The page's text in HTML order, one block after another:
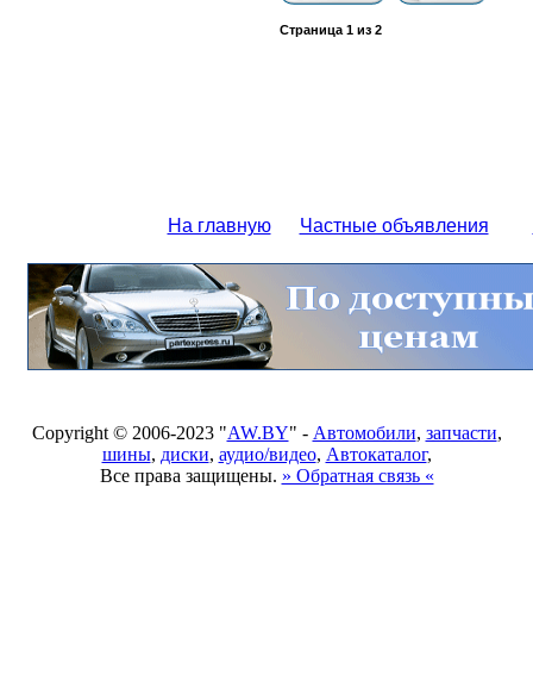
Страница 1из 2
На главную Частные объявления
Copyright © 2006-2023 "AW.BY" - Автомобили, запчасти,
шины, диски, аудио/видео, Автокаталог,
Все права защищены. » Обратная связь «